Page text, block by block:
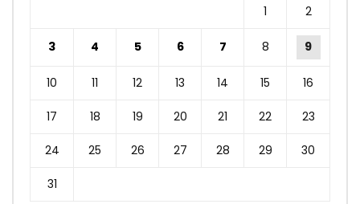
1 2
3 4 5 6 7 8 9
10 11 12 13 14 15 16
17 18 19 20 21 22 23
24 25 26 27 28 29 30
31